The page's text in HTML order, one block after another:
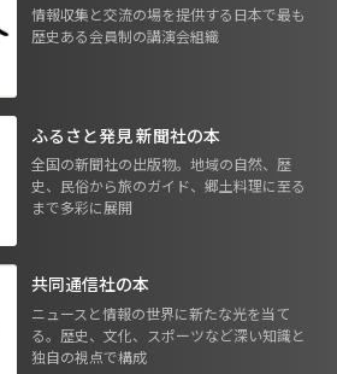
情報収集と交流の場を提供する日本で最も
歴史ある会員制の講演会組織
ふるさと発見 新聞社の本
全国の新聞社の出版物。地域の自然、歴
史、民俗から旅のガイド、郷土料理に至る
まで多彩に展開
共同通信社の本
ニュースと情報の世界に新たな光を当て
る。歴史、文化、スポーツなど深い知識と
独自の視点で構成